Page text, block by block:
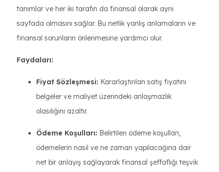
tanımlar ve her iki tarafın da finansal olarak aynı
sayfada olmasını sağlar. Bu netlik yanlış anlamaların ve
finansal sorunların önlenmesine yardımcı olur.
Faydaları:
Fiyat Sözleşmesi: Kararlaştırılan satış fiyatını
belgeler ve maliyet üzerindeki anlaşmazlık
olasılığını azaltır.
Ödeme Koşulları: Belirtilen ödeme koşulları,
ödemelerin nasıl ve ne zaman yapılacağına dair
net bir anlayış sağlayarak finansal şeffaflığı teşvik